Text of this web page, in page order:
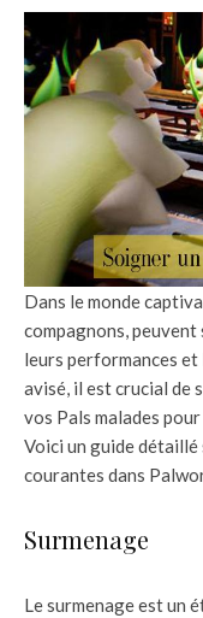
Dans le monde
compagnons,
leurs performances
avisé, il est crucial de
vos Pals malades
Voici un guide détaillé
courantes dans
Surmenage
Le surmenage est un